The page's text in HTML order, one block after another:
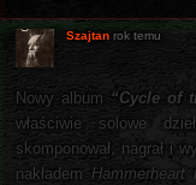
Szajtan rok temu
Nowy album “Cycle of
właściwie solowe
skomponował, nagrał i
nakłademHammerheart